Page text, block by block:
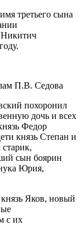
третьего сына
Никитич
П.В. Седова
похоронил
дочь и всех
Федор
князь Степан и
сын боярин
Юрия,
Яков, новый
с их